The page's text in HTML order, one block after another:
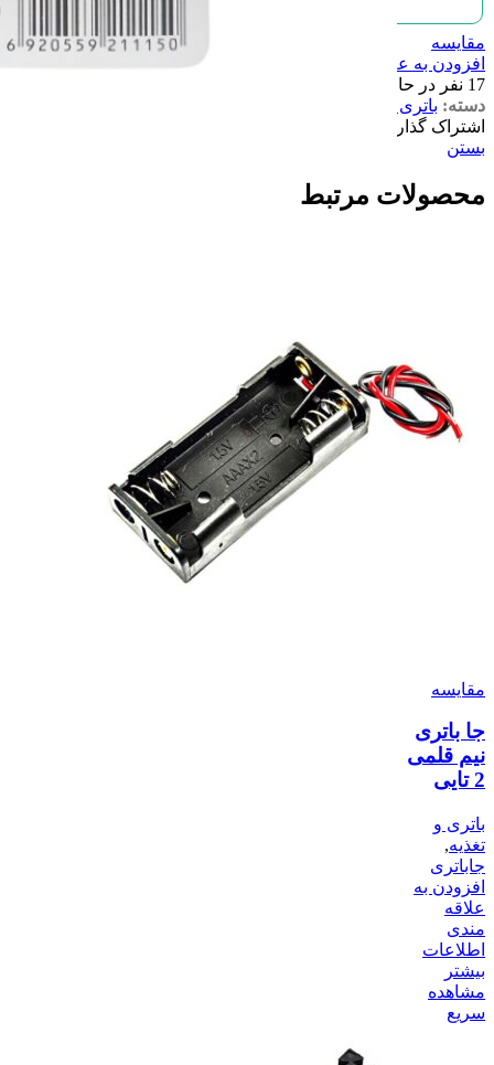
مقایسه
افزودن به علاقه مندی
17 نفر در حال مشاهده این محصول هستند!
دسته: باتری های کتابی
اشتراک گذاری:
بستن
محصولات مرتبط
مقایسه
جا باتری
نیم قلمی
2 تایی
باتری و
تغذیه,
جاباتری
افزودن به
علاقه
مندی
اطلاعات
بیشتر
مشاهده
سریع